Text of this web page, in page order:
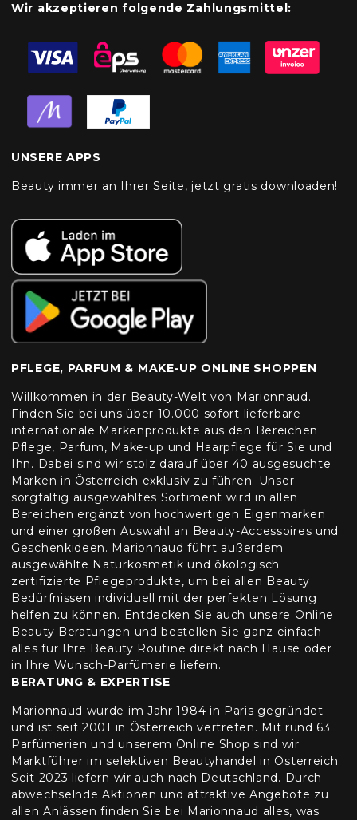
Wir akzeptieren folgende Zahlungsmittel:
UNSERE APPS
Beauty immer an Ihrer Seite, jetzt gratis downloaden!
PFLEGE, PARFUM & MAKE-UP ONLINE SHOPPEN
Willkommen in der Beauty-Welt von Marionnaud.
Finden Sie bei uns über 10.000 sofort lieferbare
internationale Markenprodukte aus den Bereichen
Pflege, Parfum, Make-up und Haarpflege für Sie und
Ihn. Dabei sind wir stolz darauf über 40 ausgesuchte
Marken in Österreich exklusiv zu führen. Unser
sorgfältig ausgewähltes Sortiment wird in allen
Bereichen ergänzt von hochwertigen Eigenmarken
und einer großen Auswahl an Beauty-Accessoires und
Geschenkideen. Marionnaud führt außerdem
ausgewählte Naturkosmetik und ökologisch
zertifizierte Pflegeprodukte, um bei allen Beauty
Bedürfnissen individuell mit der perfekten Lösung
helfen zu können. Entdecken Sie auch unsere Online
Beauty Beratungen und bestellen Sie ganz einfach
alles für Ihre Beauty Routine direkt nach Hause oder
in Ihre Wunsch-Parfümerie liefern.
BERATUNG & EXPERTISE
Marionnaud wurde im Jahr 1984 in Paris gegründet
und ist seit 2001 in Österreich vertreten. Mit rund 63
Parfümerien und unserem Online Shop sind wir
Marktführer im selektiven Beautyhandel in Österreich.
Seit 2023 liefern wir auch nach Deutschland. Durch
abwechselnde Aktionen und attraktive Angebote zu
allen Anlässen finden Sie bei Marionnaud alles, was